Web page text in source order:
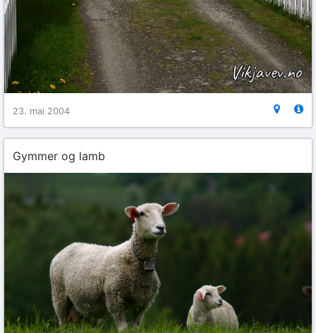
23. mai 2004
Gymmer og lamb